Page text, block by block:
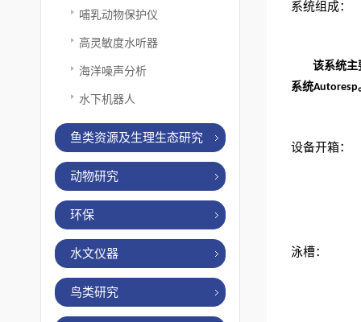
哺乳动物保护仪
高灵敏度水听器
海洋噪声分析
水下机器人
鱼类资源及生理生态研究
动物研究
环保
水文仪器
鸟类研究
系统组成：
该系统主
系统Autoresp
设备开箱：
泳槽：